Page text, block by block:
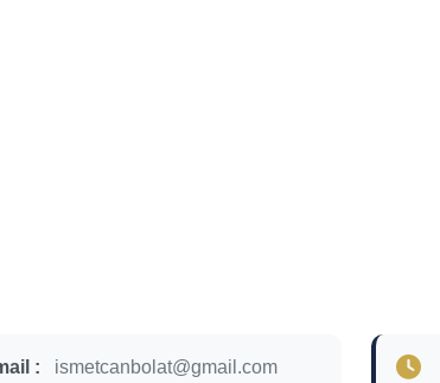
: ismetcanbolat@gmail.com